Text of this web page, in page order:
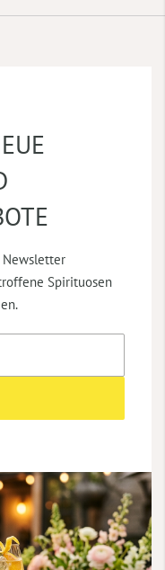
Newsletter
Spirituosen